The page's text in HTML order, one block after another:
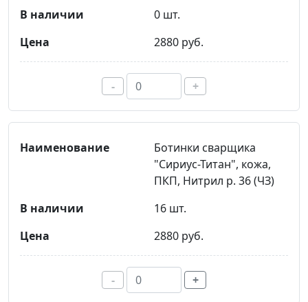
0 шт.
2880 руб.
- +
Ботинки сварщика
"Сириус-Титан", кожа,
ПКП, Нитрил р. 36 (ЧЗ)
16 шт.
2880 руб.
- +